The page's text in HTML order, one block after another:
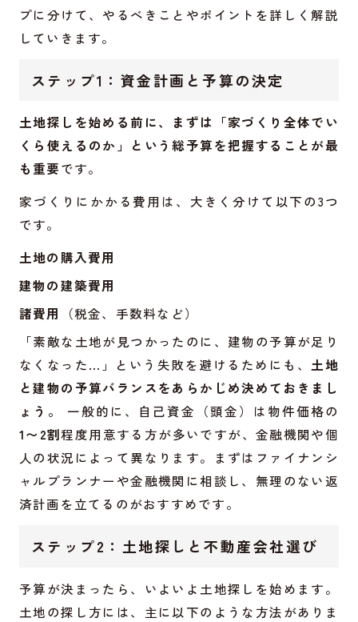
プに分けて、やるべきことやポイントを詳しく解説
していきます。
ステップ1：資金計画と予算の決定
土地探しを始める前に、まずは「家づくり全体でい
くら使えるのか」という総予算を把握することが最
も重要です。
家づくりにかかる費用は、大きく分けて以下の3つ
です。
土地の購入費用
建物の建築費用
諸費用
（税金、手数料など）
「素敵な土地が見つかったのに、建物の予算が足り
なくなった…」という失敗を避けるためにも、 土地
と建物の予算バランスをあらかじめ決めておきまし
ょう。
一般的に、自己資金（頭金）は物件価格の
1〜2割程度用意する方が多いですが、金融機関や個
人の状況によって異なります。まずはファイナンシ
ャルプランナーや金融機関に相談し、無理のない返
済計画を立てるのがおすすめです。
ステップ2：土地探しと不動産会社選び
予算が決まったら、いよいよ土地探しを始めます。
土地の探し方には、主に以下のような方法がありま